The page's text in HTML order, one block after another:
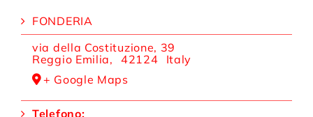
FONDERIA
via della Costituzione, 39
Reggio Emilia, 42124
Italy
+ Google Maps
Telefono: